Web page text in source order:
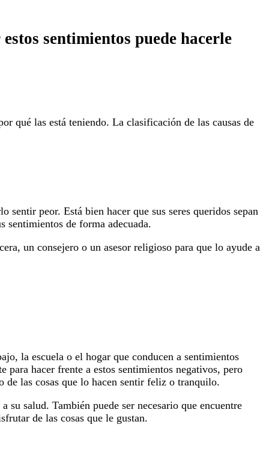
sentimientos puede hacerle
qué las está teniendo. La clasificación de las causas de
sentir peor. Está bien hacer que sus seres queridos sepan
sentimientos de forma adecuada.
un consejero o un asesor religioso para que lo ayude a
la escuela o el hogar que conducen a sentimientos
para hacer frente a estos sentimientos negativos, pero
de las cosas que lo hacen sentir feliz o tranquilo.
salud. También puede ser necesario que encuentre
de las cosas que le gustan.